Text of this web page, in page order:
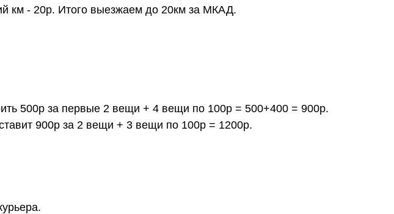
км - 20р. Итого выезжаем до 20км за МКАД.
500р за первые 2 вещи + 4 вещи по 100р = 500+400 = 900р.
900р за 2 вещи + 3 вещи по 100р = 1200р.